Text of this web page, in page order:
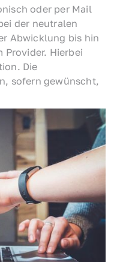
oder per Mail
der neutralen
Abwicklung bis hin
Provider. Hierbei
Die
sofern gewünscht,